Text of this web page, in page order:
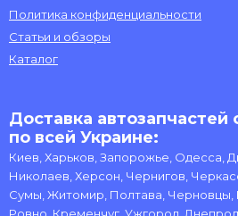
Политика конфиденциальности
Статьи и обзоры
Каталог
Доставка автозапчастей
по всей Украине:
Киев, Харьков, Запорожье, Одесса,
Николаев, Херсон, Чернигов,
Сумы, Житомир, Полтава, Черновцы,